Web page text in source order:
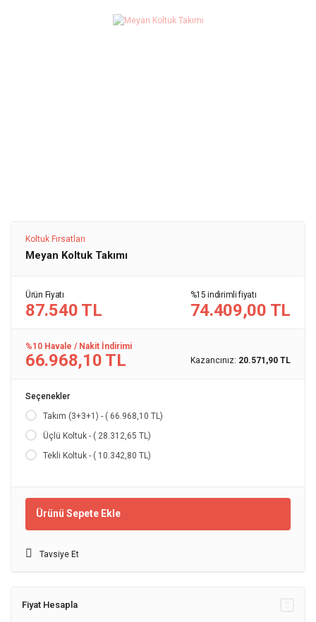
Koltuk Fırsatları
Meyan Koltuk Takımı
Ürün Fiyatı
87.540 TL
%15 indirimli fiyatı
74.409,00 TL
%10 Havale / Nakit İndirimi
66.968,10 TL Kazancınız: 20.571,90 TL
Seçenekler
Takım (3+3+1) - ( 66.968,10 TL)
Üçlü Koltuk - ( 28.312,65 TL)
Tekli Koltuk - ( 10.342,80 TL)
Ürünü Sepete Ekle
Tavsiye Et
Fiyat Hesapla